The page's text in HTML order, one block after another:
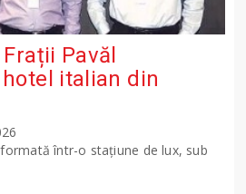
Pavăl
italian din
într-o stațiune de lux, sub